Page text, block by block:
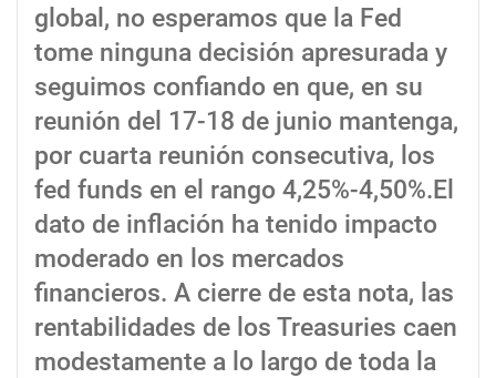
global, no esperamos que la Fed
tome ninguna decisión apresurada y
seguimos confiando en que, en su
reunión del 17-18 de junio mantenga,
por cuarta reunión consecutiva, los
fed funds en el rango 4,25%-4,50%.El
dato de inflación ha tenido impacto
moderado en los mercados
financieros. A cierre de esta nota, las
rentabilidades de los Treasuries caen
modestamente a lo largo de toda la